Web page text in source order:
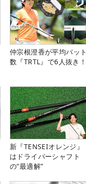
仲宗根澄香が平均パット
数『TRTL』で6人抜き！
新『TENSEIオレンジ』
はドライバーシャフト
の“最適解”